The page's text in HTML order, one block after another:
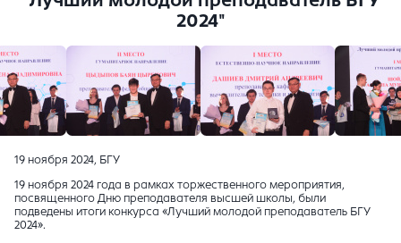
2024"
19 ноября 2024, БГУ
19 ноября 2024 года в рамках торжественного мероприятия,
посвященного Дню преподавателя высшей школы, были
подведены итоги конкурса «Лучший молодой преподаватель БГУ
2024».